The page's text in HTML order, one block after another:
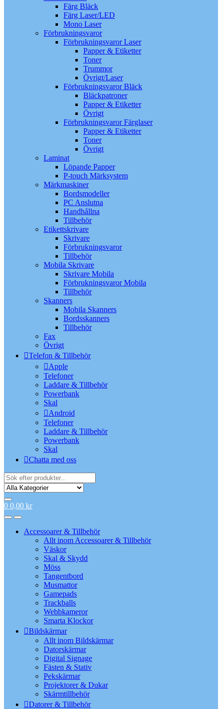
Färg Bläck
Färg Laser/LED
Mono Laser
Förbrukningsvaror
Förbrukningsvaror Laser
Papper & Etiketter
Toner
Trummor
Övrigt/Laser
Förbrukningsvaror Bläck
Bläckpatroner
Papper & Etiketter
Övrigt
Förbrukningsvaror Färglaser
Papper & Etiketter
Toner
Övrigt
Laminat
Löpande Papper
P-touch Märksystem
Märkmaskiner
Bordsmodeller
PC Anslutna
Handhållna
Tillbehör
Etikettskrivare
Skrivare
Förbrukningsvaror
Tillbehör
Mobila Skrivare
Skrivare Mobila
Förbrukningsvaror Mobila
Tillbehör
Skanners
Mobila Skanners
Bordsskanners
Tillbehör
Fax
Övrigt
Telefon & Tillbehör
Apple
Telefoner
Laddare & Tillbehör
Powerbank
Skal
Android
Telefoner
Laddare & Tillbehör
Powerbank
Skal
Chatta med oss
Search
for:
0 0,00 kr
Accessoarer & Tillbehör
Allt inom Accessoarer & Tillbehör
Väskor
Skal & Skydd
Möss
Tangentbord
Musmattor
Gamepads
Trackballs
Webbkameror
Smarta Klockor
Bildskärmar
Allt inom Bildskärmar
Datorskärmar
Digital Signage
Fästen & Stativ
Pekskärmar
Projektorer & Dukar
Skärmtillbehör
Datorer & Tillbehör